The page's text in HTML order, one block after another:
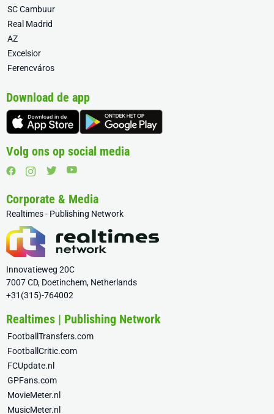
SC Cambuur
Real Madrid
AZ
Excelsior
Ferencváros
Download de app
Volg ons op social media
Corporate & Media
Realtimes - Publishing Network
Innovatieweg 20C
7007 CD, Doetinchem, Netherlands
+31(315)-764002
Realtimes | Publishing Network
FootballTransfers.com
FootballCritic.com
FCUpdate.nl
GPFans.com
MovieMeter.nl
MusicMeter.nl